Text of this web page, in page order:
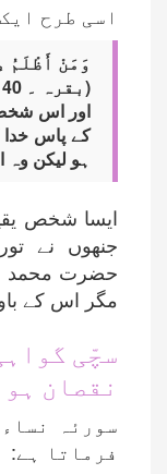
اسی طرح
وَمَنْ أَظْلَمُ
(بقرہ ۔ 140)
اور اس
کے پاس
ہو لیکن وہ
ایسا شخص
جنھوں نے
حضرت محمد
مگر اس کے
سچّی
نقصان ہو
سورئہ
فرماتا ہے: